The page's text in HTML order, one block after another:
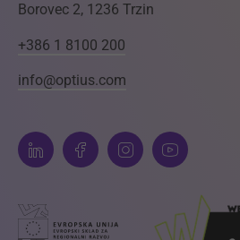
Borovec 2, 1236 Trzin
+386 1 8100 200
info@optius.com